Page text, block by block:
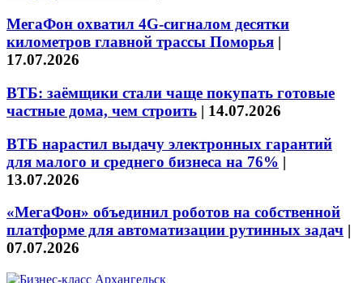
МегаФон охватил 4G-сигналом десятки
километров главной трассы Поморья |
17.07.2026
ВТБ: заёмщики стали чаще покупать готовые
частные дома, чем строить | 14.07.2026
ВТБ нарастил выдачу электронных гарантий
для малого и среднего бизнеса на 76% |
13.07.2026
«МегаФон» объединил роботов на собственной
платформе для автоматизации рутинных задач |
07.07.2026